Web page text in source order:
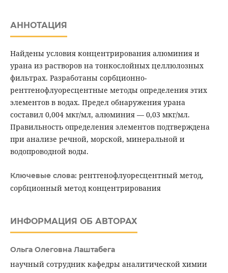
АННОТАЦИЯ
Найдены условия концентрирования алюминия и
урана из растворов на тонкослойных целлюлозных
фильтрах. Разработаны сорбционно-
рентгенофлуоресцентные методы определения этих
элементов в водах. Предел обнаружения урана
составил 0,004 мкг/мл, алюминия — 0,03 мкг/мл.
Правильность определения элементов подтверждена
при анализе речной, морской, минеральной и
водопроводной воды.
Ключевые слова: рентгенофлуоресцентный метод,
сорбционный метод концентрирования
ИНФОРМАЦИЯ ОБ АВТОРАХ
Ольга Олеговна Лаштабега
научный сотрудник кафедры аналитической химии